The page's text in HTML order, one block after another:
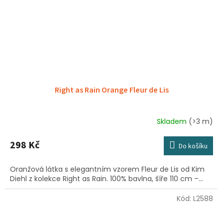
Right as Rain Orange Fleur de Lis
Skladem (>3 m)
298 Kč Do košíku
Oranžová látka s elegantním vzorem Fleur de Lis od Kim
Diehl z kolekce Right as Rain. 100% bavlna, šíře 110 cm –...
Kód: L2588